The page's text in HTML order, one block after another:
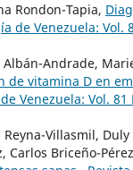
Rondon-Tapia,
de Venezuela: Vol.
Andrade,
de vitamina D en
Venezuela: Vol.
Villasmil,
Carlos Briceño-